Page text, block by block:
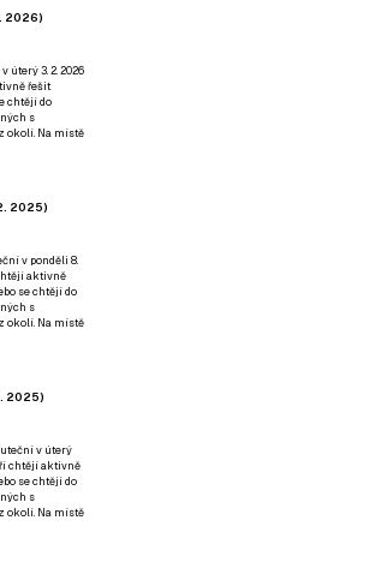
2026)
úterý 3. 2. 2026
řešit
chtějí do
s
okolí. Na místě
2025)
v ponděli 8.
aktivně
se chtějí do
s
okolí. Na místě
2025)
v úterý
chtějí aktivně
se chtějí do
s
okolí. Na místě